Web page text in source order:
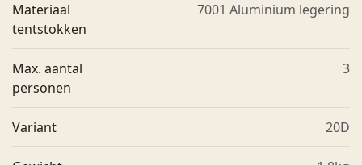
Materiaal
tentstokken
7001 Aluminium legering
Max. aantal
personen
3
Variant 20D